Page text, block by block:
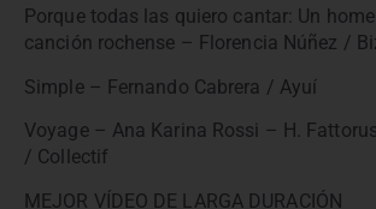
Porque todas las quiero cantar: Un
canción rochense – Florencia Núñez /
Simple – Fernando Cabrera / Ayuí
Voyage – Ana Karina Rossi – H.
/ Collectif
MEJOR VÍDEO DE LARGA DURACIÓN